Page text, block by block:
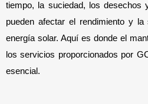
tiempo, la suciedad, los desechos
pueden afectar el rendimiento y
energía solar. Aquí es donde el
los servicios proporcionados por
esencial.